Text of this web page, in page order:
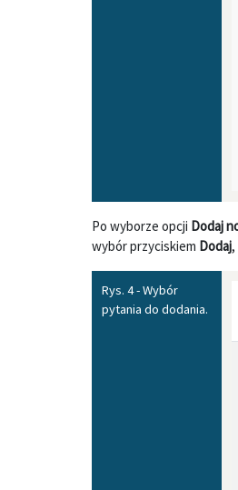
Po wyborze opcji Dodaj
wybór przyciskiem Dodaj,
Rys. 4 - Wybór
pytania do dodania.